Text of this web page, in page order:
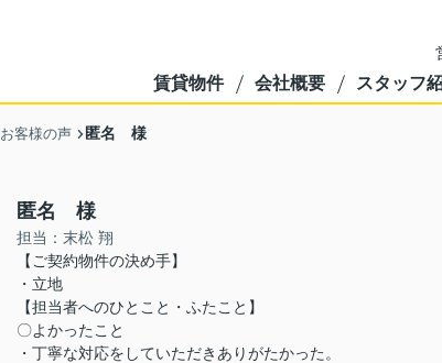
賃貸物件 会社概要 スタッフ
お客様の声 匿名 様
匿名 様
担当：末松 翔
【ご契約物件の決め手】
・立地
【担当者へのひとこと・ふたこと】
〇よかったこと
・丁寧な対応をしていただきありがたかった。